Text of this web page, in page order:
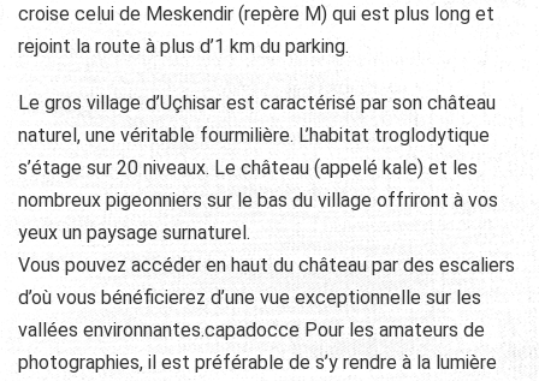
croise celui de Meskendir (repère M) qui est plus long et
rejoint la route à plus d’1 km du parking.
Le gros village d’Uçhisar est caractérisé par son château
naturel, une véritable fourmilière. L’habitat troglodytique
s’étage sur 20 niveaux. Le château (appelé kale) et les
nombreux pigeonniers sur le bas du village offriront à vos
yeux un paysage surnaturel.
Vous pouvez accéder en haut du château par des escaliers
d’où vous bénéficierez d’une vue exceptionnelle sur les
vallées environnantes.capadocce Pour les amateurs de
photographies, il est préférable de s’y rendre à la lumière